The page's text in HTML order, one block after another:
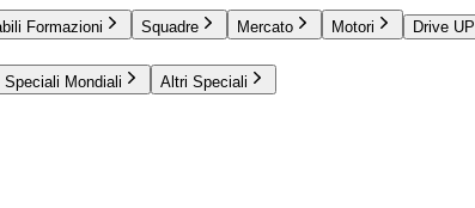
Formazioni Squadre Mercato Motori Drive UP
Speciali Mondiali Altri Speciali